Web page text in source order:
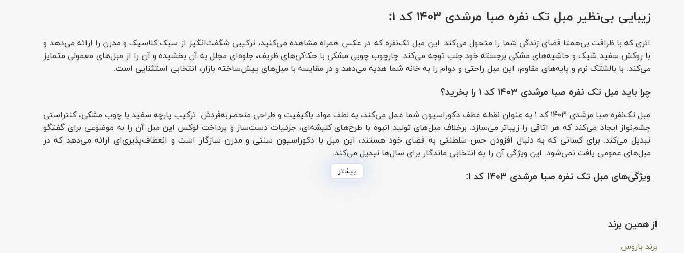
زیبایی بی‌نظیر مبل تک نفره صبا مرشدی ۱۴۰۳ کد ۱:
اثری که با ظرافت بی‌همتا فضای زندگی شما را متحول می‌کند. این مبل تک‌نفره که در عکس همراه مشاهده می‌کنید، ترکیبی شگفت‌انگیز از سبک کلاسیک و مدرن را ارائه می‌دهد و
با روکش سفید شیک و حاشیه‌های مشکی برجسته خود جلب توجه می‌کند. چارچوب چوبی مشکی با حکاکی‌های ظریف، جلوه‌ای مجلل به آن بخشیده و آن را از مبل‌های معمولی متمایز
می‌کند. با بالشتک نرم و پایه‌های مقاوم، این مبل راحتی و دوام را به خانه شما هدیه می‌دهد و در مقایسه با مبل‌های پیش‌ساخته بازار، انتخابی استثنایی است.
چرا باید مبل تک نفره صبا مرشدی ۱۴۰۳ کد ۱ را بخرید؟
مبل تک‌نفره صبا مرشدی ۱۴۰۳ کد ۱ به عنوان نقطه عطف دکوراسیون شما عمل می‌کند، به لطف مواد باکیفیت و طراحی منحصربه‌فردش. ترکیب پارچه سفید با چوب مشکی، کنتراستی
چشم‌نواز ایجاد می‌کند که هر اتاقی را زیباتر می‌سازد. برخلاف مبل‌های تولید انبوه با طرح‌های کلیشه‌ای، جزئیات دست‌ساز و پرداخت لوکس این مبل آن را به موضوعی برای گفتگو
تبدیل می‌کند. برای کسانی که به دنبال افزودن حس سلطنتی به فضای خود هستند، این مبل با دکوراسیون سنتی و مدرن سازگار است و انعطاف‌پذیری‌ای ارائه می‌دهد که در
مبل‌های عمومی یافت نمی‌شود. این ویژگی آن را به انتخابی ماندگار برای سال‌ها تبدیل می‌کند.
ویژگی‌های مبل تک نفره صبا مرشدی ۱۴۰۳ کد ۱: بیشتر
از همین برند
برند باروس